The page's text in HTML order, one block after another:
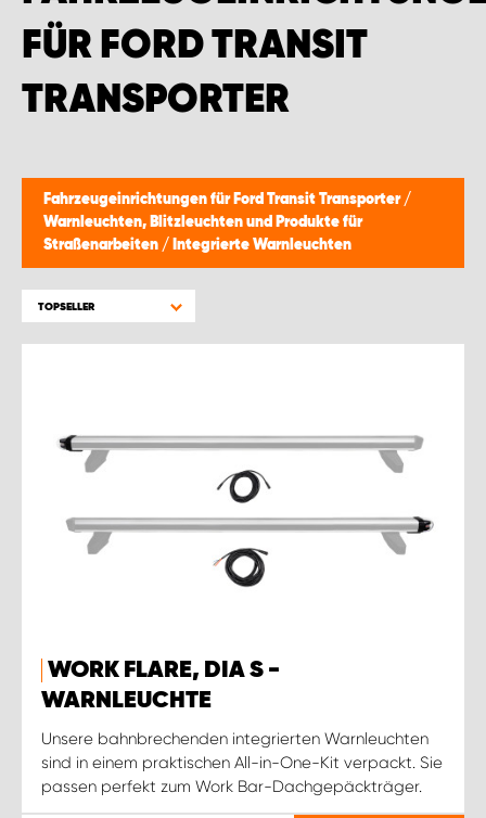
FÜR FORD TRANSIT
TRANSPORTER
Fahrzeugeinrichtungen für Ford Transit Transporter /
Warnleuchten, Blitzleuchten und Produkte für
Straßenarbeiten / Integrierte Warnleuchten
TOPSELLER
WORK FLARE, DIA S -
WARNLEUCHTE
Unsere bahnbrechenden integrierten Warnleuchten
sind in einem praktischen All-in-One-Kit verpackt. Sie
passen perfekt zum Work Bar-Dachgepäckträger.